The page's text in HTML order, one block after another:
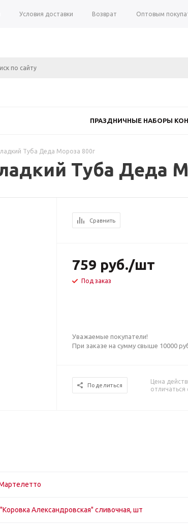
Условия доставки Возврат Оптовым
ПРАЗДНИЧНЫЕ НАБОРЫ
Туба Деда Мороза 800г
Туба Деда
Сравнить
759 руб./шт
Под заказ
Уважаемые покупатели!
При заказе на сумму свыше 10000
Поделиться
Цена
отличаться
Александровская" сливочная, шт